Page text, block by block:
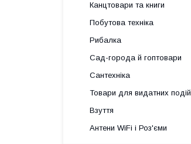
Канцтовари та книги
Побутова техніка
Рибалка
Сад-города й гоптовари
Сантехніка
Товари для видатних подій
Взуття
Антени WiFi і Роз'єми